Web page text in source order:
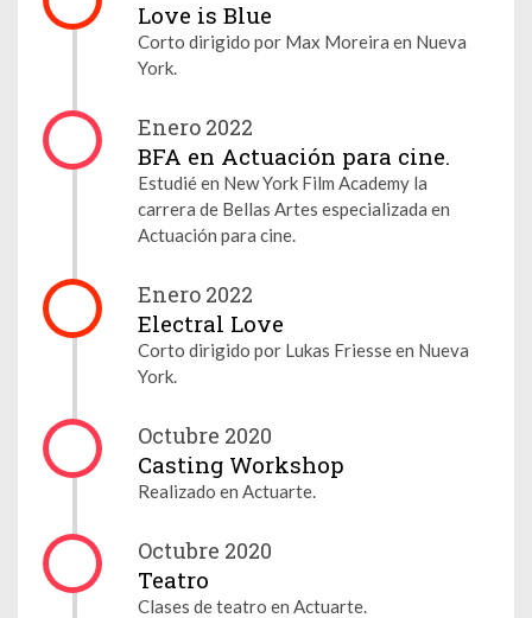
Love is Blue
Corto dirigido por Max Moreira en Nueva
York.
Enero 2022
BFA en Actuación para cine.
Estudié en New York Film Academy la
carrera de Bellas Artes especializada en
Actuación para cine.
Enero 2022
Electral Love
Corto dirigido por Lukas Friesse en Nueva
York.
Octubre 2020
Casting Workshop
Realizado en Actuarte.
Octubre 2020
Teatro
Clases de teatro en Actuarte.